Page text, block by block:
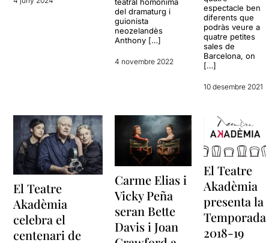
del dramaturg i
guionista
neozelandès
Anthony […]
4 novembre 2022
espectacle ben
diferents que
podràs veure a
quatre petites
sales de
Barcelona, on
[…]
10 desembre 2021
El Teatre
Akadèmia
celebra el
centenari de
Carme Elias i
Vicky Peña
seran Bette
Davis i Joan
El Teatre
Akadèmia
presenta la
Temporada
2018-19